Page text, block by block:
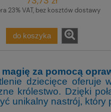
23% VAT, bez kosztów dostawy
do koszyka
za pomocą
dziecięce oferuje
królestwo. Dzięki
unikalny nastrój, który